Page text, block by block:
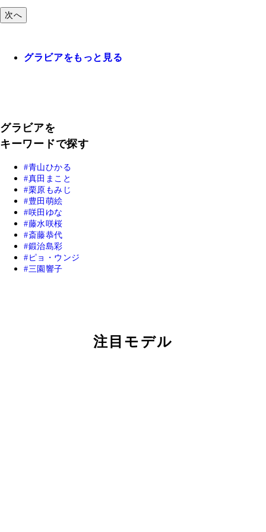
次へ
グラビアをもっと見る
グラビアを
キーワードで探す
青山ひかる
真田まこと
栗原もみじ
豊田萌絵
咲田ゆな
藤水咲桜
斎藤恭代
鍛治島彩
ピョ・ウンジ
三園響子
注目モデル